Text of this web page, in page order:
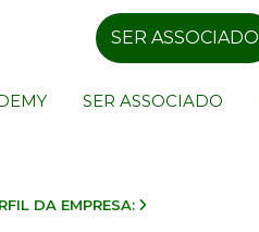
SER ASSOCIADO
SER ASSOCIADO
DA EMPRESA: